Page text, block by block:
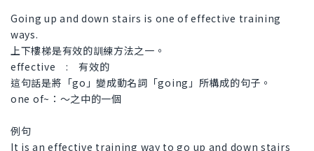
Going up and down stairs is one of effective training
ways.
上下樓梯是有效的訓練方法之一。
effective : 有效的
這句話是將「go」變成動名詞「going」所構成的句子。
one of~：〜之中的一個
例句
It is an effective training way to go up and down stairs